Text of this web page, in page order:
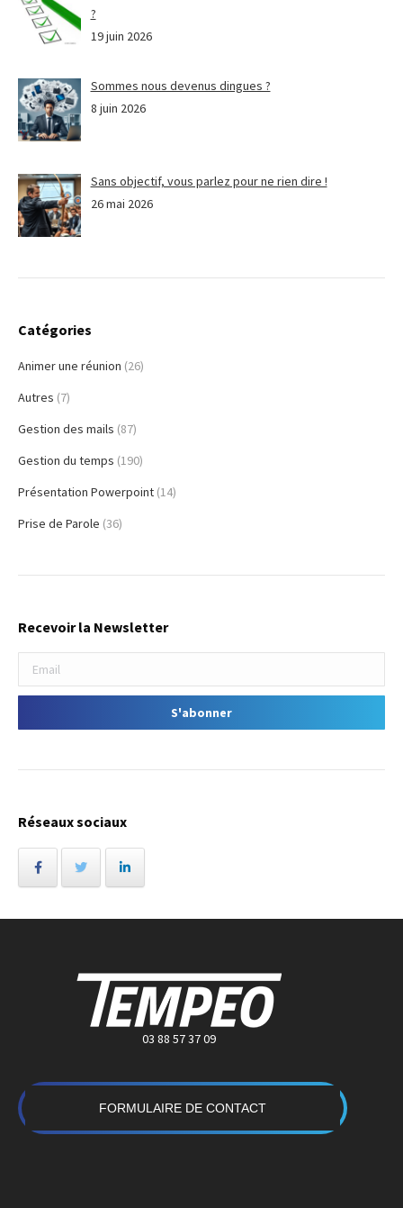
?
19 juin 2026
Sommes nous devenus dingues ?
8 juin 2026
Sans objectif, vous parlez pour ne rien dire !
26 mai 2026
Catégories
Animer une réunion (26)
Autres (7)
Gestion des mails (87)
Gestion du temps (190)
Présentation Powerpoint (14)
Prise de Parole (36)
Recevoir la Newsletter
Réseaux sociaux
03 88 57 37 09
FORMULAIRE DE CONTACT